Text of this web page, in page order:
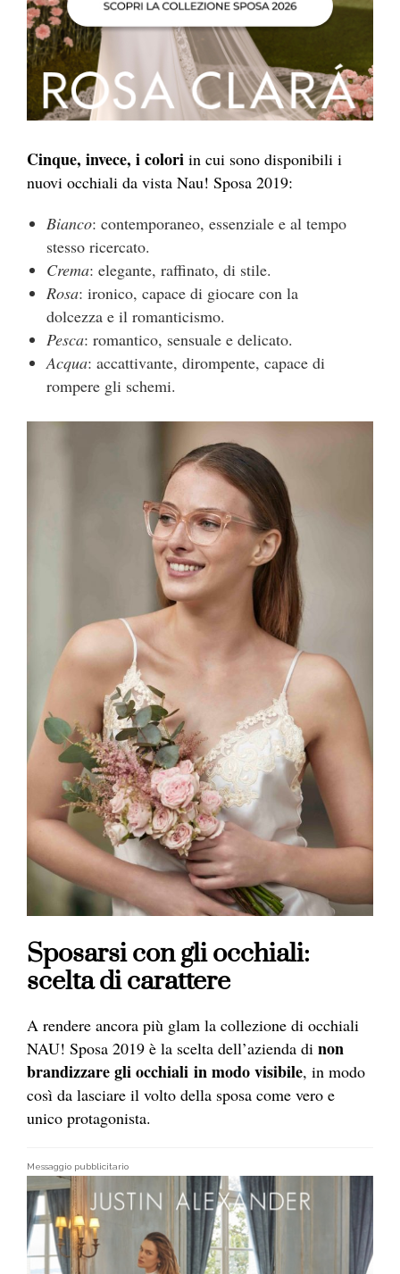
Cinque, invece, i colori in cui sono disponibili i
nuovi occhiali da vista Nau! Sposa 2019:
Bianco: contemporaneo, essenziale e al tempo
stesso ricercato.
Crema: elegante, raffinato, di stile.
Rosa: ironico, capace di giocare con la
dolcezza e il romanticismo.
Pesca: romantico, sensuale e delicato.
Acqua: accattivante, dirompente, capace di
rompere gli schemi.
Sposarsi con gli occhiali:
scelta di carattere
A rendere ancora più glam la collezione di occhiali
NAU! Sposa 2019 è la scelta dell’azienda di non
brandizzare gli occhiali in modo visibile, in modo
così da lasciare il volto della sposa come vero e
unico protagonista.
Messaggio pubblicitario